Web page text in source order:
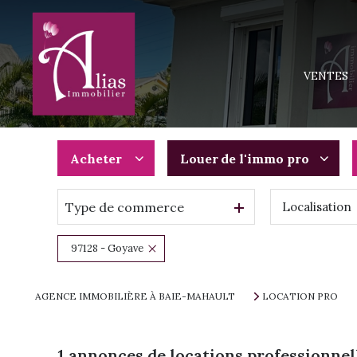
VENTES
TERRAINS
Acheter
De l'ancien
Du neuf
De l'immo pro
Louer de l'immo pro
à l'année
Type de commerce Localisation
97128 - Goyave
AGENCE IMMOBILIÈRE À BAIE-MAHAULT LOCATION PRO